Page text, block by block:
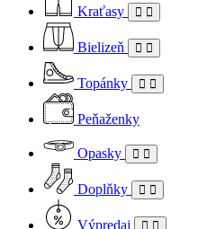
Kraťasy
Bielizeň
Topánky
Peňaženky
Opasky
Doplňky
Výpredaj